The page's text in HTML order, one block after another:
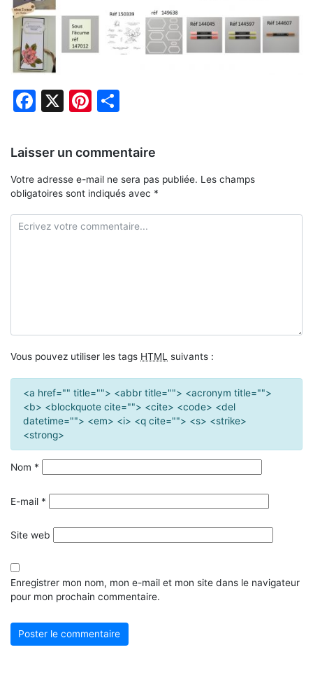
Facebook
X Pinterest
Laisser un commentaire
Votre adresse e-mail ne sera pas publiée. Les champs
obligatoires sont indiqués avec *
Vous pouvez utiliser les tags HTML suivants :
<a href="" title=""> <abbr title=""> <acronym title="">
<b> <blockquote cite=""> <cite> <code> <del
datetime=""> <em> <i> <q cite=""> <s> <strike>
<strong>
Nom *
E-mail *
Site web
Enregistrer mon nom, mon e-mail et mon site dans le navigateur
pour mon prochain commentaire.